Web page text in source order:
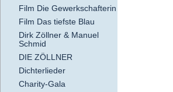
Film Die Gewerkschafterin
Film Das tiefste Blau
Dirk Zöllner & Manuel
Schmid
DIE ZÖLLNER
Dichterlieder
Charity-Gala